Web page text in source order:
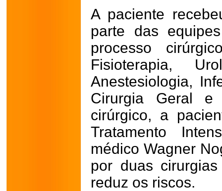
A paciente
parte das
processo
Fisioterapia,
Anestesiologia,
Cirurgia Geral
cirúrgico, a
Tratamento
médico Wagner
por duas
reduz os riscos.